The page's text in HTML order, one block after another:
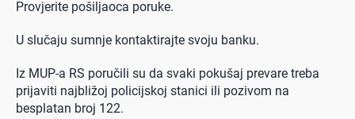
Provjerite pošiljaoca poruke.
U slučaju sumnje kontaktirajte svoju banku.
Iz MUP-a RS poručili su da svaki pokušaj prevare treba
prijaviti najbližoj policijskoj stanici ili pozivom na
besplatan broj 122.